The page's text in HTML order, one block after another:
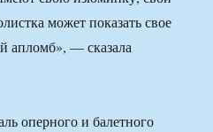
может показать свое
апломб», — сказала
оперного и балетного